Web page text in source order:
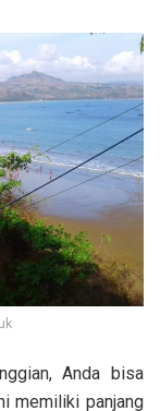
Anda bisa
memiliki panjang